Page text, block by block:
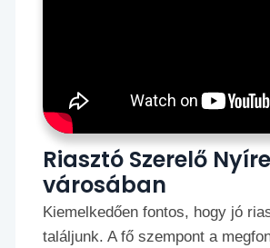
Riasztó Szerelő
városában
Kiemelkedően fontos, hogy jó
találjunk. A fő szempont a